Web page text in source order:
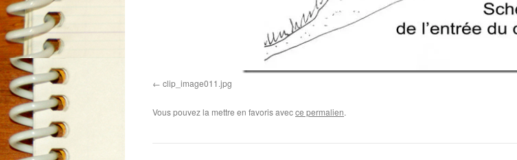
clip_image011.jpg
Vous pouvez la mettre en favoris avecce permalien.